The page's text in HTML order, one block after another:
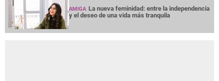
AMIGA La nueva feminidad: entre la independencia
y el deseo de una vida más tranquila